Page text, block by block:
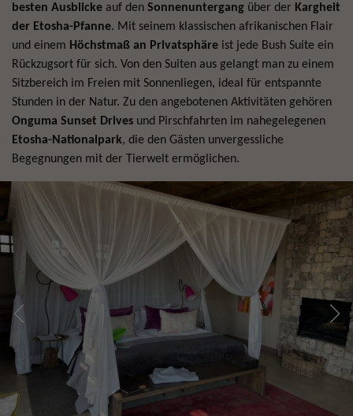
besten Ausblicke auf den Sonnenuntergang über der Kargheit
der Etosha-Pfanne. Mit seinem klassischen afrikanischen Flair
und einem Höchstmaß an Privatsphäre ist jede Bush Suite ein
Rückzugsort für sich. Von den Suiten aus gelangt man zu einem
Sitzbereich im Freien mit Sonnenliegen, ideal für entspannte
Stunden in der Natur. Zu den angebotenen Aktivitäten gehören
Onguma Sunset Drives und Pirschfahrten im nahegelegenen
Etosha-Nationalpark, die den Gästen unvergessliche
Begegnungen mit der Tierwelt ermöglichen.